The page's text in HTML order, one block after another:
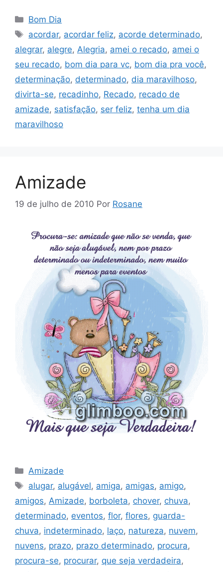
Categorias
Bom Dia
Tags
acordar, acordar feliz, acorde determinado,
alegrar, alegre, Alegria, amei o recado, amei o
seu recado, bom dia para vc, bom dia pra você,
determinação, determinado, dia maravilhoso,
divirta-se, recadinho, Recado, recado de
amizade, satisfação, ser feliz, tenha um dia
maravilhoso
Amizade
19 de julho de 2010 Por Rosane
Categorias
Amizade
Tags
alugar, alugável, amiga, amigas, amigo,
amigos, Amizade, borboleta, chover, chuva,
determinado, eventos, flor, flores, guarda-
chuva, indeterminado, laço, natureza, nuvem,
nuvens, prazo, prazo determinado, procura,
procura-se, procurar, que seja verdadeira,